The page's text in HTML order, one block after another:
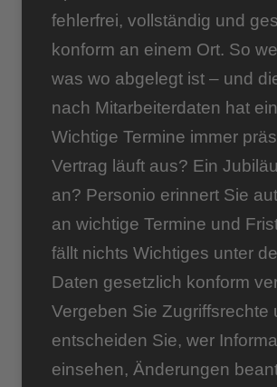
fehlerfrei, vollständig und
konform an einem Ort. So
was wo abgelegt ist – und
nach Mitarbeiterdaten hat
Wichtige Termine immer
Vertrag läuft aus? Ein
an? Personio erinnert Sie
an wichtige Termine und
fällt nichts Wichtiges unter
Daten gesetzlich konform
Vergeben Sie Zugriffsrechte
entscheiden Sie, wer
einsehen, Änderungen